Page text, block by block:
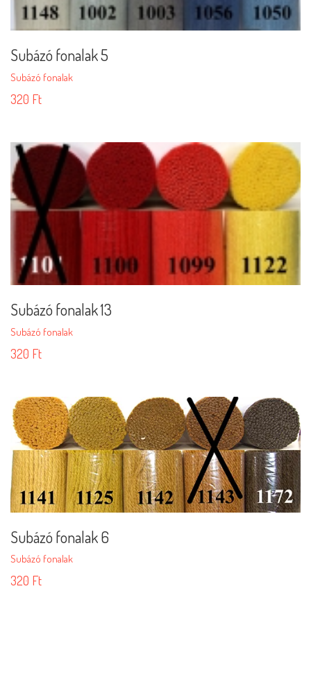
Subázó fonalak 5
Subázó fonalak
320 Ft
Subázó fonalak 13
Subázó fonalak
320 Ft
Subázó fonalak 6
Subázó fonalak
320 Ft